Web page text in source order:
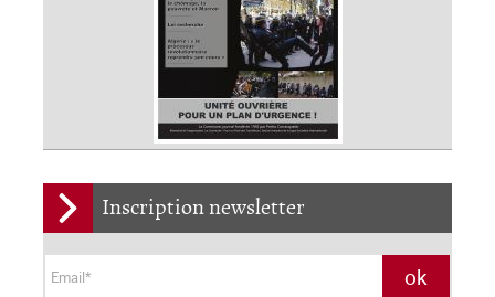
Inscription newsletter